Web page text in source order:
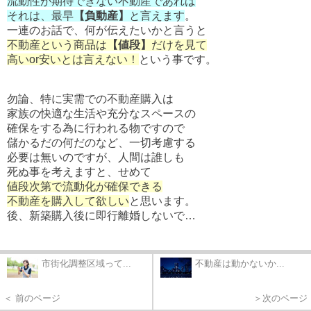
それは、最早 【負動産】 と言えます。
一連のお話で、何が伝えたいかと言うと
不動産という商品は 【値段】 だけを見て
高いor安いとは言えない！ という事です。
勿論、特に実需での不動産購入は
家族の快適な生活や充分なスペースの
確保をする為に行われる物ですので
儲かるだの何だのなど、一切考慮する
必要は無いのですが、人間は誰しも
死ぬ事を考えますと、せめて
値段次第で流動化が確保できる
不動産を購入して欲しいと思います。
後、新築購入後に即行離婚しないで…
市街化調整区域って...
＜ 前のページ
不動産は動かないか...
＞次のページ